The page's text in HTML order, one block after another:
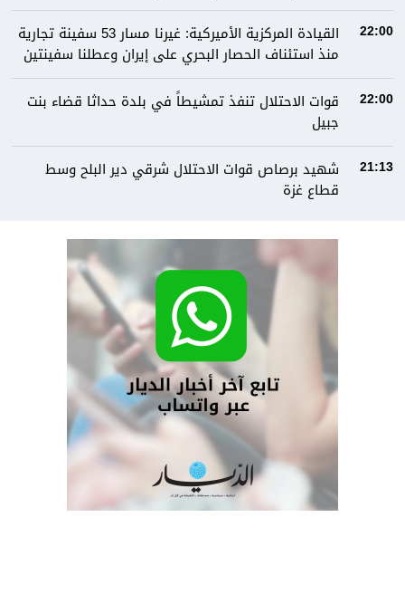
22:00
القيادة المركزية الأميركية: غيرنا مسار 53 سفينة تجارية
منذ استئناف الحصار البحري على إيران وعطلنا سفينتين
22:00
قوات الاحتلال تنفذ تمشيطاً في بلدة حداثا قضاء بنت
جبيل
21:13
شهيد برصاص قوات الاحتلال شرقي دير البلح وسط
قطاع غزة